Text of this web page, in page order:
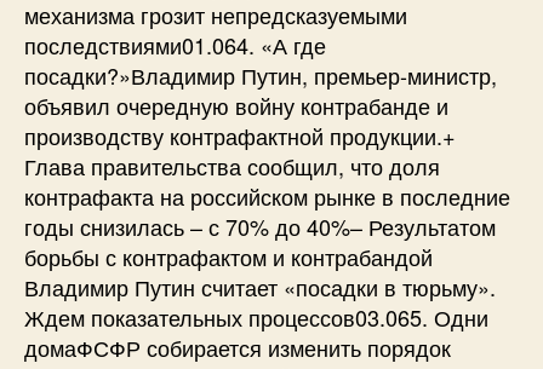
механизма грозит непредсказуемыми
последствиями01.064. «А где
посадки?»Владимир Путин, премьер-министр,
объявил очередную войну контрабанде и
производству контрафактной продукции.+
Глава правительства сообщил, что доля
контрафакта на российском рынке в последние
годы снизилась – с 70% до 40%– Результатом
борьбы с контрафактом и контрабандой
Владимир Путин считает «посадки в тюрьму».
Ждем показательных процессов03.065. Одни
домаФСФР собирается изменить порядок